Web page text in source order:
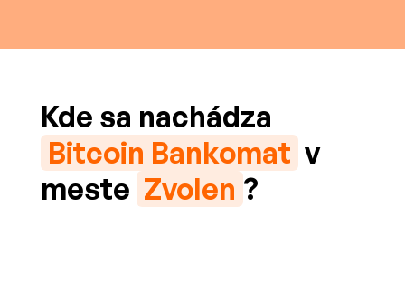
Kde sa nachádza
Bitcoin Bankomat v
meste Zvolen ?